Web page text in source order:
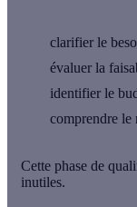
clarifier le
évaluer la
identifier le
comprendre le
Cette phase de
inutiles.